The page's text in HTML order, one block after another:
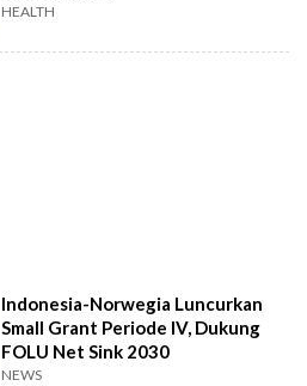
HEALTH
Indonesia-Norwegia Luncurkan
Small Grant Periode IV, Dukung
FOLU Net Sink 2030
NEWS